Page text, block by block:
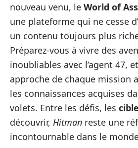
nouveau venu, le World of
une plateforme qui ne cesse
un contenu toujours plus
Préparez-vous à vivre des
inoubliables avec l’agent 47,
approche de chaque mission
les connaissances acquises
volets. Entre les défis, les
découvrir, Hitman reste une
incontournable dans le